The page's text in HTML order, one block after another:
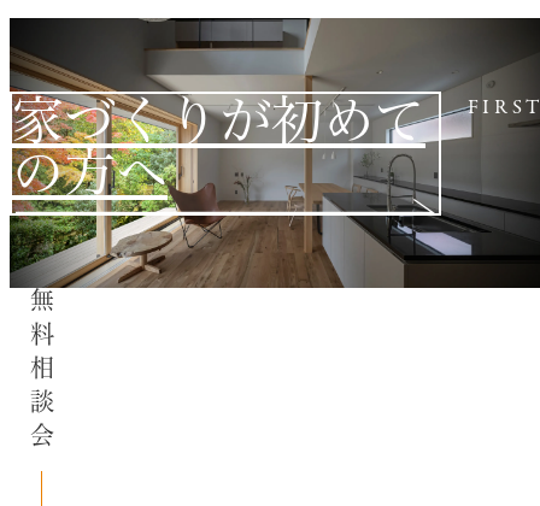
家づくりが初めて
の方へ
無料相談会